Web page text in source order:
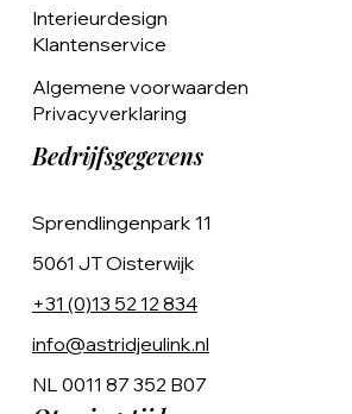
Interieurdesign
Klantenservice
Algemene voorwaarden
Privacyverklaring
Bedrijfsgegevens
Sprendlingenpark 11
5061 JT Oisterwijk
+31 (0)13 52 12 834
info@astridjeulink.nl
NL 0011 87 352 B07